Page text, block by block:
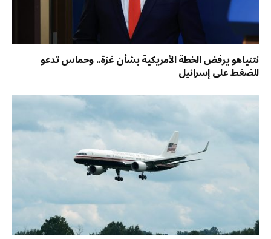
نتنياهو يرفض الخطة الأمريكية بشأن غزة.. وحماس تدعو
للضغط على إسرائيل